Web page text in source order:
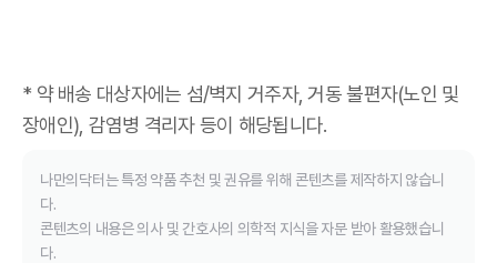
* 약 배송 대상자에는 섬/벽지 거주자, 거동 불편자(노인 및
장애인), 감염병 격리자 등이 해당됩니다.
나만의닥터는 특정 약품 추천 및 권유를 위해 콘텐츠를 제작하지 않습니
다.
콘텐츠의 내용은 의사 및 간호사의 의학적 지식을 자문 받아 활용했습니
다.